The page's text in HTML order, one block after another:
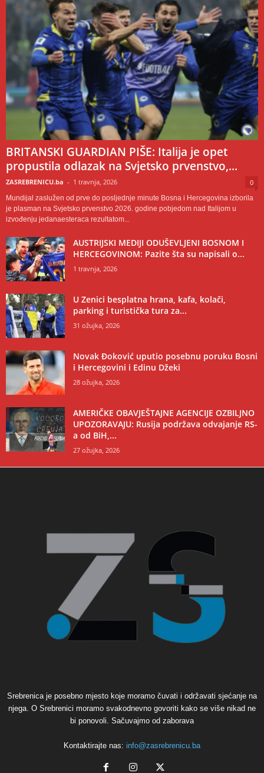
BRITANSKI GUARDIAN PIŠE: Italija je opet
propustila odlazak na Svjetsko prvenstvo,...
ZASREBRENICU.ba - 1 travnja, 2026 0
Mundijal zaslužen od prve do posljednje minute Bosna i Hercegovina izborila
je plasman na Svjetsko prvenstvo 2026. godine pobjedom nad Italijom u
izvođenju jedanaesteraca rezultatom...
AUSTRIJSKI MEDIJI ODUŠEVLJENI BOSNOM I
HERCEGOVINOM: Pazite šta su napisali o...
1 travnja, 2026
U Zenici besplatna hrana, kafa, kolači,
parking i turistička tura za...
31 ožujka, 2026
Novak Đoković uputio posebnu poruku Bosni
i Hercegovini i Edinu Džeki
28 ožujka, 2026
AMERIČKE OBAVJEŠTAJNE AGENCIJE OZBILJNO
UPOZORAVAJU: Rusija podržava odvajanje RS-
a od BiH,...
27 ožujka, 2026
Srebrenica je posebno mjesto koje moramo čuvati i održavati sjećanje na
njega. O Srebrenici moramo svakodnevno govoriti kako se više nikad ne
bi ponovoli. Sačuvajmo od zaborava
Kontaktirajte nas: info@zasrebrenicu.ba